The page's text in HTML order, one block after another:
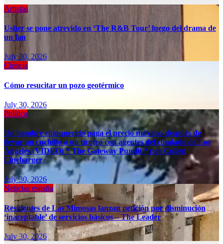
Artistas
Usher se pone atrevido en ‘The R&B Tour’ luego del drama de
un fan
July 30, 2026
Ciéncia
Cómo resucitar un pozo geotérmico
July 30, 2026
Política
Un hombre enloquecido paga el precio máximo después de
llevar un cuchillo a un tiroteo con agentes del condado de Los
Ángeles (VIDEO) * The Gateway Pundit * por Cullen
Linebarger
July 30, 2026
Noticias españa
Residentes de Las Mimosas lanzan petición por disminución
‘inaceptable’ de servicios básicos – The Leader
July 30, 2026